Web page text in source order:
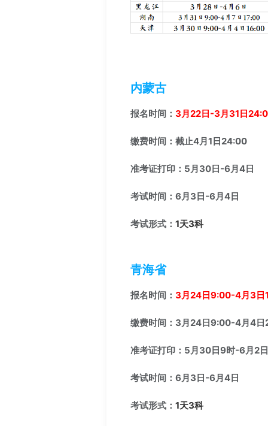
内蒙古
报名时间： 3月22日-3月31日
缴费时间：截止4月1日24:00
准考证打印：5月30日-6月4日
考试时间：6月3日-6月4日
考试形式： 1天3科
青海省
报名时间： 3月24日9:00-4月3日
缴费时间：3月24日9:00-4月4
准考证打印：5月30日9时-6月2
考试时间：6月3日-6月4日
考试形式： 1天3科